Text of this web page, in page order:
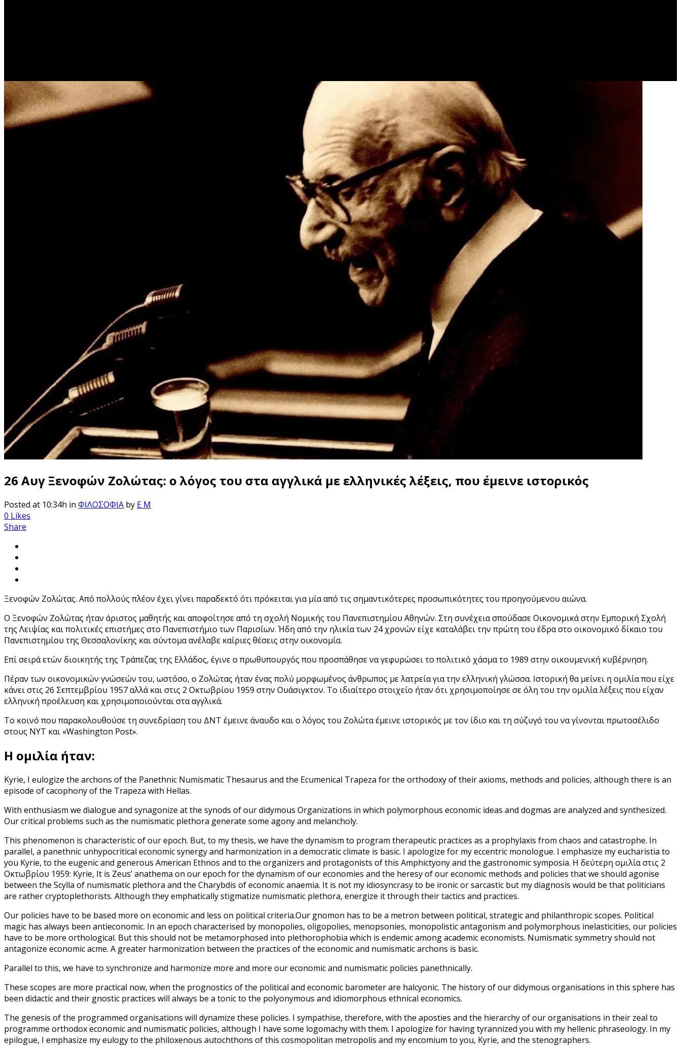
26 Αυγ Ξενοφών Ζολώτας: ο λόγος του στα αγγλικά με ελληνικές λέξεις, που έμεινε ιστορικός
Posted at 10:34h in ΦΙΛΟΣΟΦΙΑ by E M
0 Likes
Share
Ξενοφών Ζολώτας. Από πολλούς πλέον έχει γίνει παραδεκτό ότι πρόκειται για μία από τις σημαντικότερες προσωπικότητες του προηγούμενου αιώνα.
Ο Ξενοφών Ζολώτας ήταν άριστος μαθητής και αποφοίτησε από τη σχολή Νομικής του Πανεπιστημίου Αθηνών. Στη συνέχεια σπούδασε Οικονομικά στην Εμπορική Σχολή
της Λειψίας και πολιτικές επιστήμες στο Πανεπιστήμιο των Παρισίων. Ήδη από την ηλικία των 24 χρονών είχε καταλάβει την πρώτη του έδρα στο οικονομικό δίκαιο του
Πανεπιστημίου της Θεσσαλονίκης και σύντομα ανέλαβε καίριες θέσεις στην οικονομία.
Επί σειρά ετών διοικητής της Τράπεζας της Ελλάδος, έγινε ο πρωθυπουργός που προσπάθησε να γεφυρώσει το πολιτικό χάσμα το 1989 στην οικουμενική κυβέρνηση.
Πέραν των οικονομικών γνώσεών του, ωστόσο, ο Ζολώτας ήταν ένας πολύ μορφωμένος άνθρωπος με λατρεία για την ελληνική γλώσσα. Ιστορική θα μείνει η ομιλία που είχε
κάνει στις 26 Σεπτεμβρίου 1957 αλλά και στις 2 Οκτωβρίου 1959 στην Ουάσιγκτον. Το ιδιαίτερο στοιχείο ήταν ότι χρησιμοποίησε σε όλη του την ομιλία λέξεις που είχαν
ελληνική προέλευση και χρησιμοποιούνται στα αγγλικά.
Το κοινό που παρακολουθούσε τη συνεδρίαση του ΔΝΤ έμεινε άναυδο και ο λόγος του Ζολώτα έμεινε ιστορικός με τον ίδιο και τη σύζυγό του να γίνονται πρωτοσέλιδο
στους NYT και «Washington Post».
Η ομιλία ήταν:
Kyrie, I eulogize the archons of the Panethnic Numismatic Thesaurus and the Ecumenical Trapeza for the orthodoxy of their axioms, methods and policies, although there is an
episode of cacophony of the Trapeza with Hellas.
With enthusiasm we dialogue and synagonize at the synods of our didymous Organizations in which polymorphous economic ideas and dogmas are analyzed and synthesized.
Our critical problems such as the numismatic plethora generate some agony and melancholy.
This phenomenon is characteristic of our epoch. But, to my thesis, we have the dynamism to program therapeutic practices as a prophylaxis from chaos and catastrophe. In
parallel, a panethnic unhypocritical economic synergy and harmonization in a democratic climate is basic. I apologize for my eccentric monologue. I emphasize my eucharistia to
you Kyrie, to the eugenic and generous American Ethnos and to the organizers and protagonists of this Amphictyony and the gastronomic symposia. Η δεύτερη ομιλία στις 2
Οκτωβρίου 1959: Kyrie, It is Zeus’ anathema on our epoch for the dynamism of our economies and the heresy of our economic methods and policies that we should agonise
between the Scylla of numismatic plethora and the Charybdis of economic anaemia. It is not my idiosyncrasy to be ironic or sarcastic but my diagnosis would be that politicians
are rather cryptoplethorists. Although they emphatically stigmatize numismatic plethora, energize it through their tactics and practices.
Our policies have to be based more on economic and less on political criteria.Our gnomon has to be a metron between political, strategic and philanthropic scopes. Political
magic has always been antieconomic. In an epoch characterised by monopolies, oligopolies, menopsonies, monopolistic antagonism and polymorphous inelasticities, our policies
have to be more orthological. But this should not be metamorphosed into plethorophobia which is endemic among academic economists. Numismatic symmetry should not
antagonize economic acme. A greater harmonization between the practices of the economic and numismatic archons is basic.
Parallel to this, we have to synchronize and harmonize more and more our economic and numismatic policies panethnically.
These scopes are more practical now, when the prognostics of the political and economic barometer are halcyonic. The history of our didymous organisations in this sphere has
been didactic and their gnostic practices will always be a tonic to the polyonymous and idiomorphous ethnical economics.
The genesis of the programmed organisations will dynamize these policies. I sympathise, therefore, with the aposties and the hierarchy of our organisations in their zeal to
programme orthodox economic and numismatic policies, although I have some logomachy with them. I apologize for having tyrannized you with my hellenic phraseology. In my
epilogue, I emphasize my eulogy to the philoxenous autochthons of this cosmopolitan metropolis and my encomium to you, Kyrie, and the stenographers.